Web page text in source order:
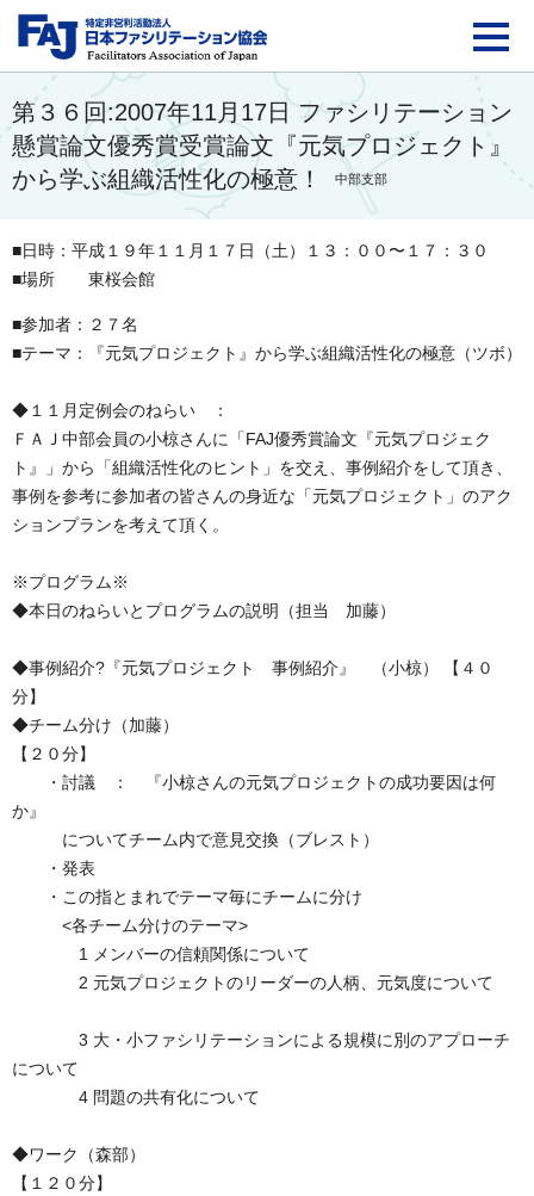
FAJ：特定非営利活動
第３６回:2007年11月17日 ファシリテーション
懸賞論文優秀賞受賞論文『元気プロジェクト』
から学ぶ組織活性化の極意！
中部支部
■日時：平成１９年１１月１７日（土）１３：００〜１７：３０
■場所 東桜会館
■参加者：２７名
■テーマ：『元気プロジェクト』から学ぶ組織活性化の極意（ツボ）
◆１１月定例会のねらい ：
ＦＡＪ中部会員の小椋さんに「FAJ優秀賞論文『元気プロジェク
ト』」から「組織活性化のヒント」を交え、事例紹介をして頂き、
事例を参考に参加者の皆さんの身近な「元気プロジェクト」のアク
ションプランを考えて頂く。
※プログラム※
◆本日のねらいとプログラムの説明（担当 加藤）
◆事例紹介?『元気プロジェクト 事例紹介』 （小椋） 【４０
分】
◆チーム分け（加藤）
【２０分】
・討議 ： 『小椋さんの元気プロジェクトの成功要因は何
か』
についてチーム内で意見交換（ブレスト）
・発表
・この指とまれでテーマ毎にチームに分け
<各チーム分けのテーマ>
1 メンバーの信頼関係について
2 元気プロジェクトのリーダーの人柄、元気度について
3 大・小ファシリテーションによる規模に別のアプローチ
について
4 問題の共有化について
◆ワーク（森部）
【１２０分】